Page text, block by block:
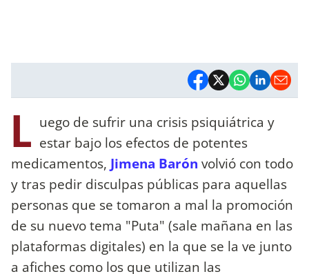
L uego de sufrir una crisis psiquiátrica y
estar bajo los efectos de potentes
medicamentos, Jimena Barón volvió con todo
y tras pedir disculpas públicas para aquellas
personas que se tomaron a mal la promoción
de su nuevo tema "Puta" (sale mañana en las
plataformas digitales) en la que se la ve junto
a afiches como los que utilizan las